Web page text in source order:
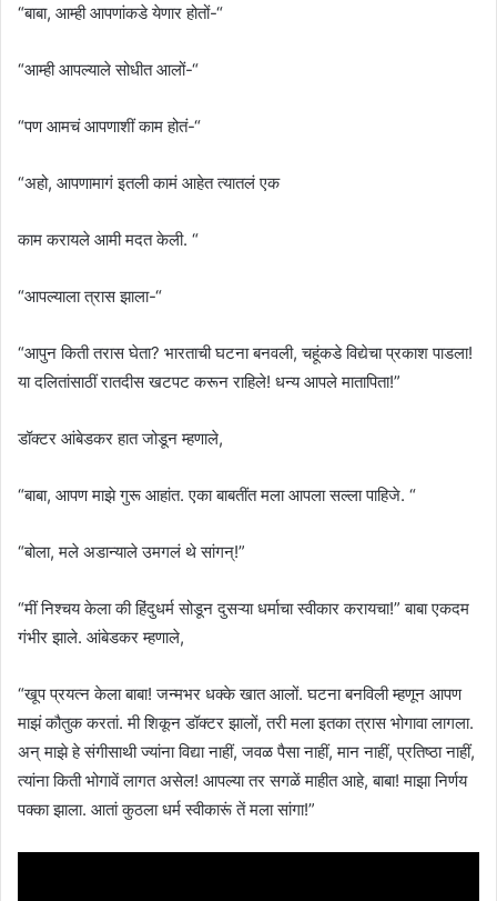
“बाबा, आम्ही आपणांकडे येणार होतों-“
“आम्ही आपल्याले सोधीत आलों-“
“पण आमचं आपणाशीं काम होतं-“
“अहो, आपणामागं इतली कामं आहेत त्यातलं एक
काम करायले आमी मदत केली. “
“आपल्याला त्रास झाला-“
“आपुन किती तरास घेता? भारताची घटना बनवली, चहूंकडे विद्येचा प्रकाश पाडला!
या दलितांसाठीं रातदीस खटपट करून राहिले! धन्य आपले मातापिता!”
डॉक्टर आंबेडकर हात जोडून म्हणाले,
“बाबा, आपण माझे गुरू आहांत. एका बाबतींत मला आपला सल्ला पाहिजे. “
“बोला, मले अडान्याले उमगलं थे सांगन्!”
“मीं निश्चय केला की हिंदुधर्म सोडून दुसऱ्या धर्माचा स्वीकार करायचा!” बाबा एकदम
गंभीर झाले. आंबेडकर म्हणाले,
“खूप प्रयत्न केला बाबा! जन्मभर धक्के खात आलों. घटना बनविली म्हणून आपण
माझं कौतुक करतां. मी शिकून डॉक्टर झालों, तरी मला इतका त्रास भोगावा लागला.
अन् माझे हे संगीसाथी ज्यांना विद्या नाहीं, जवळ पैसा नाहीं, मान नाहीं, प्रतिष्ठा नाहीं,
त्यांना किती भोगावें लागत असेल! आपल्या तर सगळें माहीत आहे, बाबा! माझा निर्णय
पक्का झाला. आतां कुठला धर्म स्वीकारूं तें मला सांगा!”